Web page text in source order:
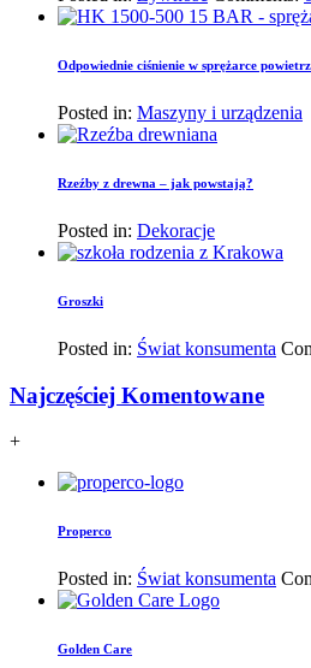
Odpowiednie ciśnienie w sprężarce
Posted in: Maszyny i urządzenia
Rzeźby z drewna – jak powstają?
Posted in: Dekoracje
Groszki
Posted in: Świat konsumenta
Najczęściej Komentowane
+
Properco
Posted in: Świat konsumenta
Golden Care